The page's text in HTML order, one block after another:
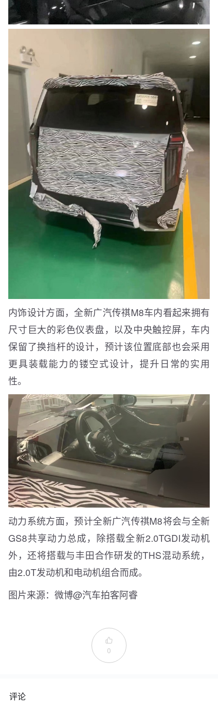
内饰设计方面，全新广汽传祺M8车内看起来拥有
尺寸巨大的彩色仪表盘，以及中央触控屏，车内
保留了换挡杆的设计，预计该位置底部也会采用
更具装载能力的镂空式设计，提升日常的实用
性。
动力系统方面，预计全新广汽传祺M8将会与全新
GS8共享动力总成，除搭载全新2.0TGDI发动机
外，还将搭载与丰田合作研发的THS混动系统，
由2.0T发动机和电动机组合而成。
图片来源：微博@汽车拍客阿睿

0
评论